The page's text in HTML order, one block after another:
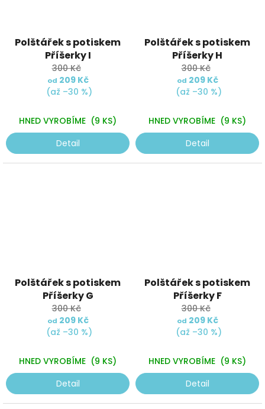
Polštářek s potiskem
Příšerky I
300 Kč
od 209 Kč
(až –30 %)
HNED VYROBÍME (9 KS)
Detail
Polštářek s potiskem
Příšerky H
300 Kč
od 209 Kč
(až –30 %)
HNED VYROBÍME (9 KS)
Detail
Polštářek s potiskem
Příšerky G
300 Kč
od 209 Kč
(až –30 %)
HNED VYROBÍME (9 KS)
Detail
Polštářek s potiskem
Příšerky F
300 Kč
od 209 Kč
(až –30 %)
HNED VYROBÍME (9 KS)
Detail